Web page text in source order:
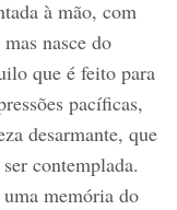
à mão, com
nasce do
que é feito para
pacíficas,
desarmante, que
contemplada.
uma memória do